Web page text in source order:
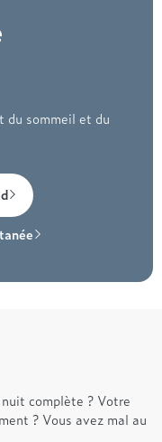
du sommeil et du
complète ? Votre
? Vous avez mal au